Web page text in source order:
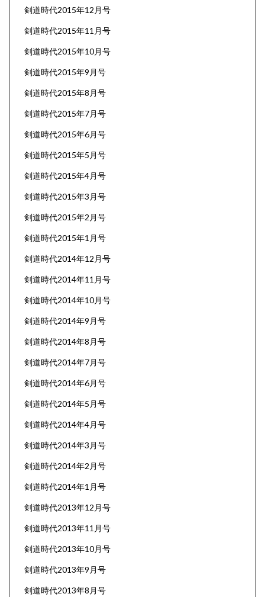
剣道時代2015年12月号
剣道時代2015年11月号
剣道時代2015年10月号
剣道時代2015年9月号
剣道時代2015年8月号
剣道時代2015年7月号
剣道時代2015年6月号
剣道時代2015年5月号
剣道時代2015年4月号
剣道時代2015年3月号
剣道時代2015年2月号
剣道時代2015年1月号
剣道時代2014年12月号
剣道時代2014年11月号
剣道時代2014年10月号
剣道時代2014年9月号
剣道時代2014年8月号
剣道時代2014年7月号
剣道時代2014年6月号
剣道時代2014年5月号
剣道時代2014年4月号
剣道時代2014年3月号
剣道時代2014年2月号
剣道時代2014年1月号
剣道時代2013年12月号
剣道時代2013年11月号
剣道時代2013年10月号
剣道時代2013年9月号
剣道時代2013年8月号